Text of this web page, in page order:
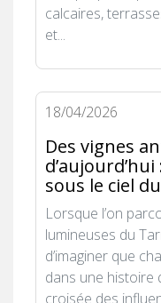
calcaires,
et...
18/04/2026
Des vignes
sous le ciel
Lorsque l’on
lumineuses du
d’imaginer que
dans une histoire
croisée des